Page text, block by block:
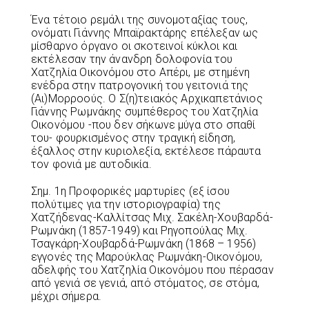
Ένα τέτοιο ρεμάλι της συνομοταξίας τους,
ονόματι Γιάννης Μπαϊρακτάρης επέλεξαν ως
μίσθαρνο όργανο οι σκοτεινοί κύκλοι και
εκτέλεσαν την άνανδρη δολοφονία του
Χατζηλία Οικονόμου στο Απέρι, με στημένη
ενέδρα στην πατρογονική του γειτονιά της
(Αι)Μορροούς. Ο Σ(η)τειακός Αρχικαπετάνιος
Γιάννης Ρωμνάκης συμπέθερος του Χατζηλία
Οικονόμου -που δεν σήκωνε μύγα στο σπαθί
του- φουρκισμένος στην τραγική είδηση,
έξαλλος στην κυριολεξία, εκτέλεσε πάραυτα
τον φονιά με αυτοδικία.
Σημ. 1η Προφορικές μαρτυρίες (εξ ίσου
πολύτιμες για την ιστοριογραφία) της
Χατζήδενας-Καλλίτσας Μιχ. Σακέλη-Χουβαρδά-
Ρωμνάκη (1857-1949) και Ρηγοπούλας Μιχ.
Τσαγκάρη-Χουβαρδά-Ρωμνάκη (1868 – 1956)
εγγονές της Μαρούκλας Ρωμνάκη-Οικονόμου,
αδελφής του Χατζηλία Οικονόμου που πέρασαν
από γενιά σε γενιά, από στόματος, σε στόμα,
μέχρι σήμερα.